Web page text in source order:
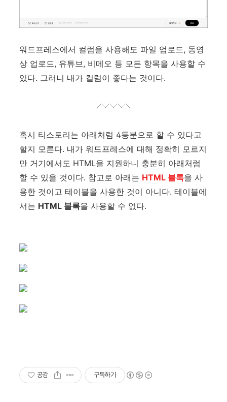
워드프레스에서 컬럼을 사용해도 파일 업로드, 동영
상 업로드, 유튜브, 비메오 등 모든 항목을 사용할 수
있다. 그러니 내가 컬럼이 좋다는 것이다.
혹시 티스토리는 아래처럼 4등분으로 할 수 있다고
할지 모른다. 내가 워드프레스에 대해 정확히 모르지
만 거기에서도 HTML을 지원하니 충분히 아래처럼
할 수 있을 것이다. 참고로 아래는 HTML 블록을 사
용한 것이고 테이블을 사용한 것이 아니다. 테이블에
서는 HTML 블록을 사용할 수 없다.
공감 구독하기